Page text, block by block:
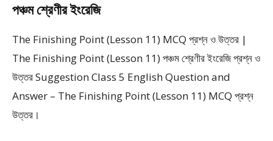
পঞ্চম শ্রেণীর ইংরেজি
The Finishing Point (Lesson 11) MCQ প্রশ্ন ও উত্তর |
The Finishing Point (Lesson 11) পঞ্চম শ্রেণীর ইংরেজি প্রশ্ন ও
উত্তর Suggestion Class 5 English Question and
Answer – The Finishing Point (Lesson 11) MCQ প্রশ্ন
উত্তর।